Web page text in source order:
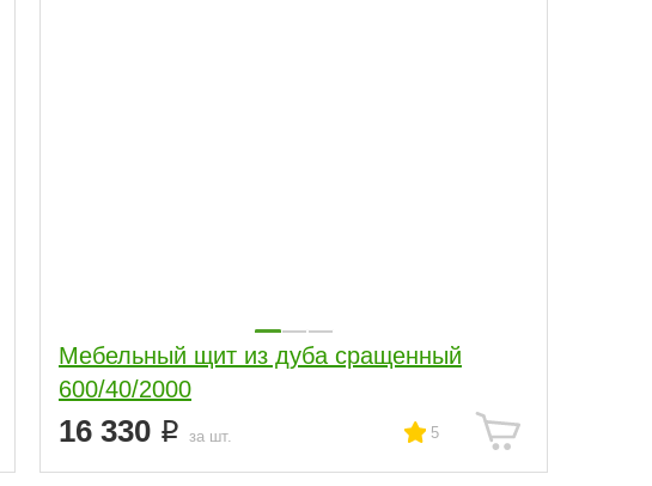
Мебельный щит из дуба сращенный
600/40/2000
16 330 за шт. 5